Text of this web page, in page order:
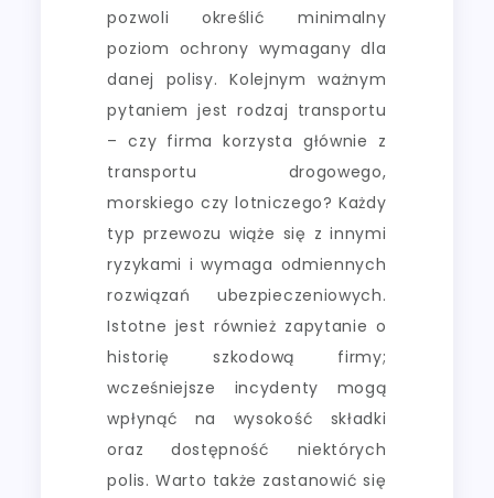
pozwoli określić minimalny
poziom ochrony wymagany dla
danej polisy. Kolejnym ważnym
pytaniem jest rodzaj transportu
– czy firma korzysta głównie z
transportu drogowego,
morskiego czy lotniczego? Każdy
typ przewozu wiąże się z innymi
ryzykami i wymaga odmiennych
rozwiązań ubezpieczeniowych.
Istotne jest również zapytanie o
historię szkodową firmy;
wcześniejsze incydenty mogą
wpłynąć na wysokość składki
oraz dostępność niektórych
polis. Warto także zastanowić się